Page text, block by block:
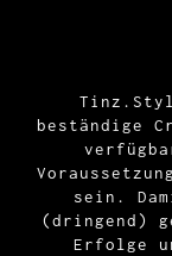
beständige
sein.
(dringend)
Erfolge